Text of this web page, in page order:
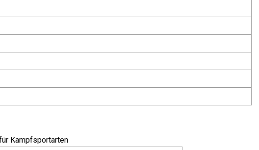
Kampfsportarten